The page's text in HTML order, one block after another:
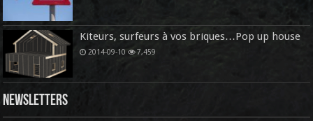
Kiteurs, surfeurs à vos briques…Pop up house
2014-09-10 7,459
Newsletters